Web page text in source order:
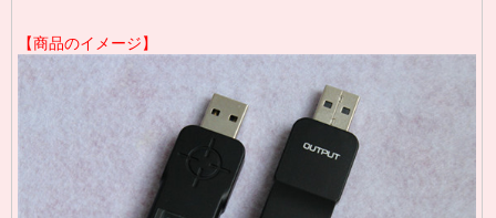
【商品のイメージ】